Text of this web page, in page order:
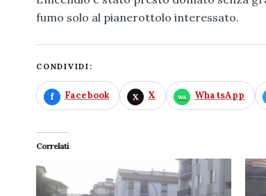
fumo solo al pianerottolo interessato.
CONDIVIDI:
Facebook X WhatsApp
Correlati